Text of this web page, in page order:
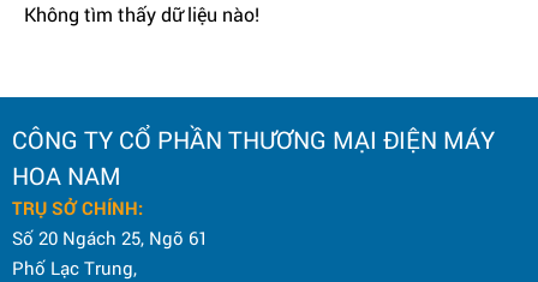
Không tìm thấy dữ liệu nào!
CÔNG TY CỔ PHẦN THƯƠNG MẠI ĐIỆN MÁY
HOA NAM
TRỤ SỞ CHÍNH:
Số 20 Ngách 25, Ngõ 61
Phố Lạc Trung,